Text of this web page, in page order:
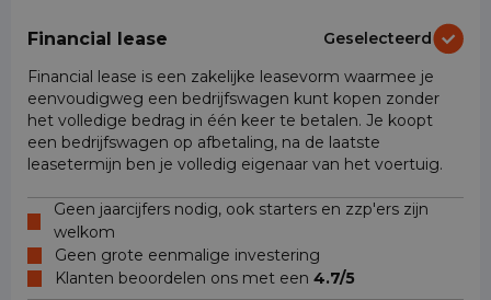
Financial lease
Geselecteerd
Financial lease is een zakelijke leasevorm waarmee je
eenvoudigweg een bedrijfswagen kunt kopen zonder
het volledige bedrag in één keer te betalen. Je koopt
een bedrijfswagen op afbetaling, na de laatste
leasetermijn ben je volledig eigenaar van het voertuig.
Geen jaarcijfers nodig, ook starters en zzp'ers zijn
welkom
Geen grote eenmalige investering
Klanten beoordelen ons met een 4.7/5